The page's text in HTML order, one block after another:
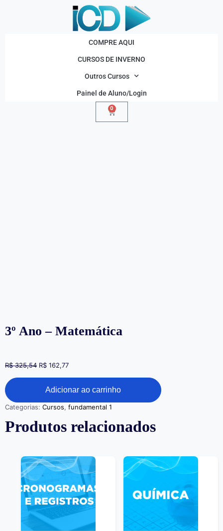
COMPRE AQUI
CURSOS DE INVERNO
Outros Cursos
Painel de Aluno/Login
0
3º Ano – Matemática
R$325,54 R$ 162,77
Adicionar ao carrinho
Categorias: Cursos, fundamental 1
Produtos relacionados